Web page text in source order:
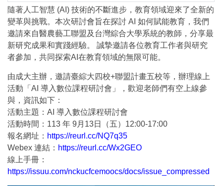
隨著人工智慧 (AI) 技術的不斷進步，教育領域迎來了全新的
變革與挑戰。本次研討會旨在探討 AI 如何賦能教育，我們
邀請來自醫農藝工聯盟及台灣綜合大學系統的教師，分享最
新研究成果和實踐經驗。 誠摯邀請各位教育工作者與研究
者參加，共同探索AI在教育領域的無限可能。
由成大主辦，邀請臺綜大四校+聯盟計畫五校等，辦理線上
活動「AI 導入數位課程研討會」，歡迎老師們有空上線參
與，資訊如下：
活動主題：AI 導入數位課程研討會
活動時間：113 年 9月13日（五）12:00-17:00
報名網址： https://reurl.cc/NQ7q35
Webex 連結： https://reurl.cc/Wx2GEO
線上手冊：
https://issuu.com/nckucfcemoocs/docs/issue_compressed